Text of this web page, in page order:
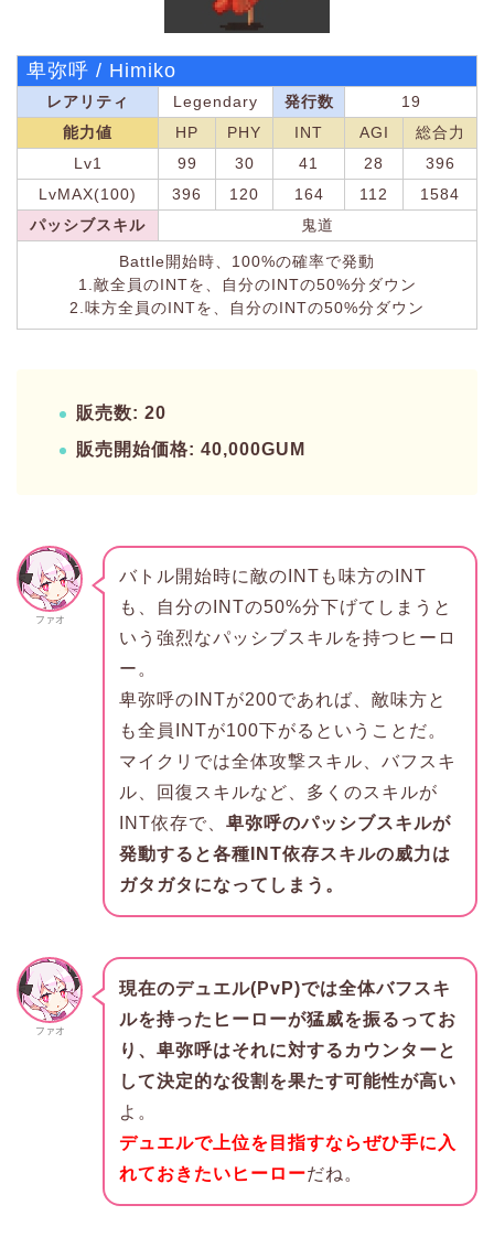
卑弥呼 / Himiko
レアリティ Legendary 発行数
19
能力値
HP PHY INT AGI
総合力
Lv1
99 30 41 28
396
LvMAX(100)
396 120 164 112
1584
パッシブスキル
鬼道
Battle開始時、100%の確率で発動
1.敵全員のINTを、自分のINTの50%分ダウン
2.味方全員のINTを、自分のINTの50%分ダウン
販売数: 20
販売開始価格: 40,000GUM
ファオ
バトル開始時に敵のINTも味方のINT
も、自分のINTの50%分下げてしまうと
いう強烈なパッシブスキルを持つヒーロ
ー。
卑弥呼のINTが200であれば、敵味方と
も全員INTが100下がるということだ。
マイクリでは全体攻撃スキル、バフスキ
ル、回復スキルなど、多くのスキルが
INT依存で、 卑弥呼のパッシブスキルが
発動すると各種INT依存スキルの威力は
ガタガタになってしまう。
ファオ
現在のデュエル(PvP)では全体バフスキ
ルを持ったヒーローが猛威を振るってお
り、卑弥呼はそれに対するカウンターと
して決定的な役割を果たす可能性が高い
よ。
デュエルで上位を目指すならぜひ手に入
れておきたいヒーローだね。